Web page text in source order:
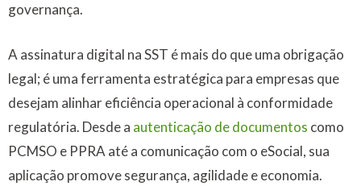
governança.
A assinatura digital na SST é mais do que uma obrigação
legal; é uma ferramenta estratégica para empresas que
desejam alinhar eficiência operacional à conformidade
regulatória. Desde a autenticação de documentos como
PCMSO e PPRA até a comunicação com o eSocial, sua
aplicação promove segurança, agilidade e economia.